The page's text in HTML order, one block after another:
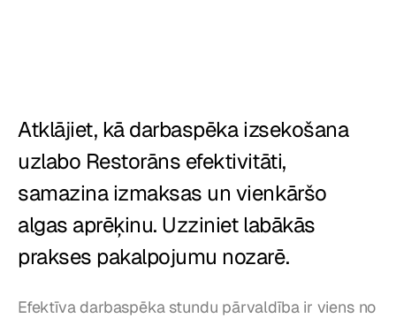
Maiznīcas
Ēdināšana
Cenas
Atklājiet, kā darbaspēka izsekošana
uzlabo Restorāns efektivitāti,
samazina izmaksas un vienkāršo
algas aprēķinu. Uzziniet labākās
prakses pakalpojumu nozarē.
Efektīva darbaspēka stundu pārvaldība ir viens no